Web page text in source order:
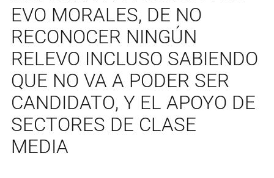
EVO MORALES, DE NO
RECONOCER NINGÚN
RELEVO INCLUSO SABIENDO
QUE NO VA A PODER SER
CANDIDATO, Y EL APOYO DE
SECTORES DE CLASE
MEDIA